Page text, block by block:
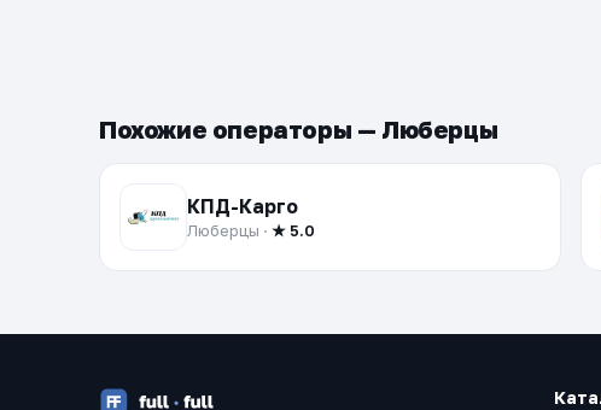
Похожие операторы — Люберцы
КПД-Карго
Люберцы · ★ 5.0